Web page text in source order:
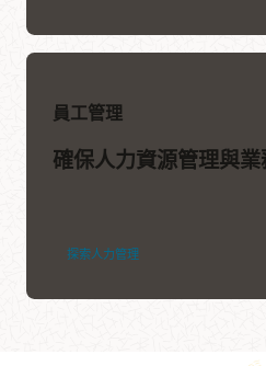
員工管理
確保人力資源管理與
探索人力管理